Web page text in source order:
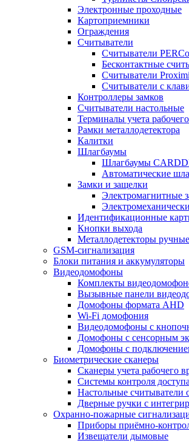
Электронные проходные
Картоприемники
Ограждения
Считыватели
Считыватели PERCo
Бесконтактные
Считыватели
Считыватели с
Контроллеры замков
Считыватели настольные
Терминалы учета
Рамки металлодетектора
Калитки
Шлагбаумы
Шлагбаумы
Автоматические
Замки и защелки
Электромагнитные
Идентификационные
Кнопки выхода
Металлодетекторы ручные
GSM-сигнализация
Блоки питания и аккумуляторы
Видеодомофоны
Комплекты
Вызывные панели
Домофоны формата AHD
Wi-Fi домофония
Видеодомофоны с
Домофоны с сенсорным
Домофоны с
Биометрические сканеры
Сканеры учета рабочего
Системы контроля
Настольные считыватели
Дверные ручки с
Охранно-пожарные
Приборы приёмно-
Извещатели дымовые